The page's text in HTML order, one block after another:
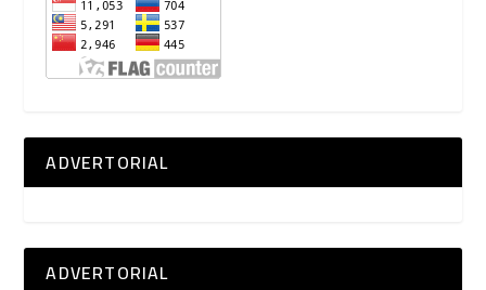
ADVERTORIAL
ADVERTORIAL